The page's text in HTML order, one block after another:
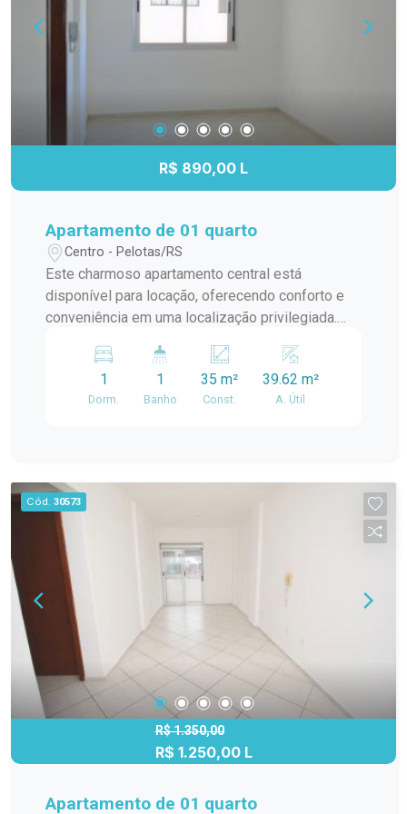
R$ 890,00 L
Apartamento de 01 quarto
Centro - Pelotas/RS
Este charmoso apartamento central está
disponível para locação, oferecendo conforto e
conveniência em uma localização privilegiada.
descanso e privacidade. - 1 Dormitório Adicional:
Perfeito para acomodar hóspedes ou utilizar
como espaço extra. - Piso Frio: Prático e fácil de
apartamento proporciona fácil acesso a lojas,
restaurantes, transporte público e outras
comodidades essenciais. Se você procura uma
moradia central e versátil, não perca esta
oportunidade. Agende uma visita hoje mesmo!
1
Dorm.
1
Banho
35 m²
Const.
39.62 m²
A. Útil
Cód. 30573
R$ 1.350,00
R$ 1.250,00 L
Apartamento de 01 quarto